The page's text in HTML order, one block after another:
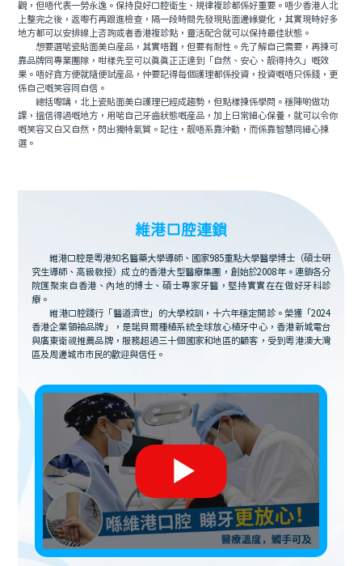
觀，但唔代表一勞永逸。保持良好口腔衛生、規律複診都係好重要。唔少香港人北
上整完之後，返嚟冇再跟進檢查，隔一段時間先發現貼面邊緣變化，其實現時好多
地方都可以安排線上咨詢或者香港複診點，靈活配合就可以保持最佳狀態。
想要選啱瓷貼面美白産品，其實唔難，但要有耐性。先了解自己需要，再揀可
靠品牌同專業團隊，咁樣先至可以真真正正達到「自然、安心、靓得持久」嘅效
果。唔好貪方便就隨便試産品，仲要記得每個護理都係投資，投資嘅唔只係錢，更
係自己嘅笑容同自信。
總括嚟講，北上瓷貼面美白護理已經成趨勢，但點樣揀係學問。穩陣啲做功
課，搵信得過嘅地方，用啱自己牙齒狀態嘅産品，加上日常細心保養，就可以令你
嘅笑容又白又自然，閃出獨特氣質。記住，靓唔系靠沖動，而係靠智慧同細心揀
選。
維港口腔連鎖
維港口腔是粵港知名醫藥大學導師、國家985重點大學醫學博士（碩士研
究生導師、高級教授）成立的香港大型醫療集團，創始於2008年。連鎖各分
院匯聚來自香港、內地的博士、碩士專家牙醫，堅持實實在在做好牙科診
療。
維港口腔踐行「醫道濟世」的大學校訓，十六年穩定開診。榮獲「2024
香港企業領袖品牌」，是諾貝爾種植系統全球放心植牙中心，香港新城電台
與廣東衛視推薦品牌，服務超過三十個國家和地區的顧客，受到粵港澳大灣
區及周邊城市市民的歡迎與信任。